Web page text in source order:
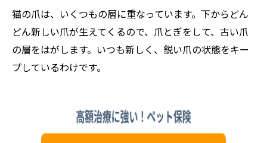
猫の爪は、いくつもの層に重なっています。下からどん
どん新しい爪が生えてくるので、爪とぎをして、古い爪
の層をはがします。いつも新しく、鋭い爪の状態をキー
プしているわけです。